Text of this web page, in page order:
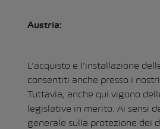
Austria:
L’acquisto e l’installazione
consentiti anche presso i
Tuttavia, anche qui vigono
legislative in merito. Ai sensi
generale sulla protezione dei